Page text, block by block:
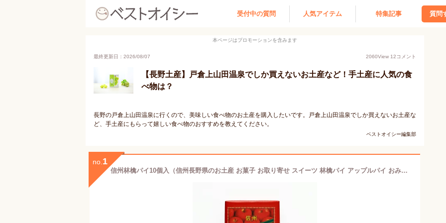
受付中の質問 人気アイテム 特集記事 質問
本ページはプロモーションを含みます
最終更新日：2026/08/07 2060View 12コメント
【長野土産】戸倉上山田温泉でしか買えないお土産など！手土産に人気の食
べ物は？
長野の戸倉上山田温泉に行くので、美味しい食べ物のお土産を購入したいです。戸倉上山田温泉でしか買えないお土産な
ど、手土産にもらって嬉しい食べ物のおすすめを教えてください。
ベストオイシー編集部
no. 1
信州林檎パイ10個入（信州長野県のお土産 お菓子 お取り寄せ スイーツ 林檎パイ アップルパイ おみやげ 林檎お菓子 林檎ケーキ 洋菓子 長野土産 長野お土産 通販）